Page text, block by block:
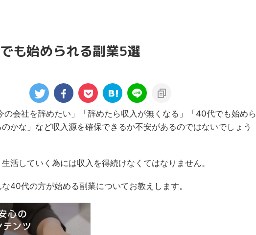
も始められる副業5選
の会社を辞めたい」「辞めたら収入が無くなる」「40代でも始めら
かな」など収入源を確保できるか不安があるのではないでしょう
活していく為には収入を得続けなくてはなりません。
40代の方が始める副業についてお教えします。